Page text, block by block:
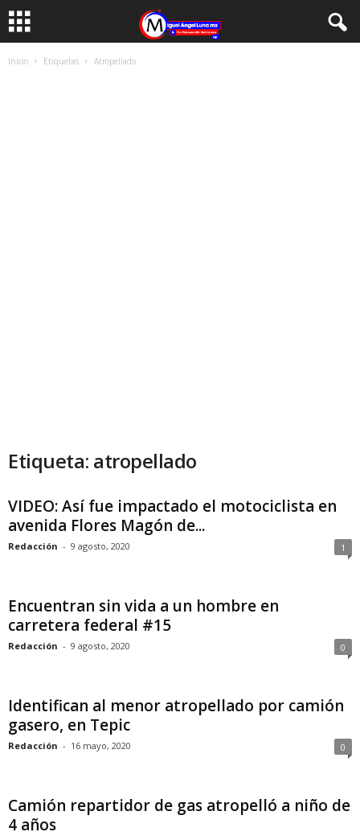
Inicio Etiquetas Atropellado
Etiqueta: atropellado
VIDEO: Así fue impactado el motociclista en
avenida Flores Magón de...
Redacción - 9 agosto, 2020 1
Encuentran sin vida a un hombre en
carretera federal #15
Redacción - 9 agosto, 2020 0
Identifican al menor atropellado por camión
gasero, en Tepic
Redacción - 16 mayo, 2020 0
Camión repartidor de gas atropelló a niño de
4 años